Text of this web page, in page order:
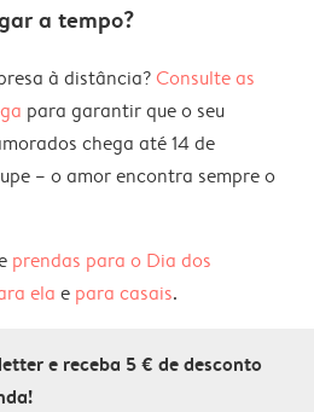
a tempo?
à distância? Consulte as
para garantir que o seu
chega até 14 de
– o amor encontra sempre o
prendas para o Dia dos
ela e para casais.
e receba 5 € de desconto